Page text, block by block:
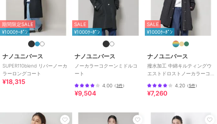
ブランド ナノユニバース
ショップ ナノ・ユニバース
商品カテゴリ
アウター・ジャケット・コート
性別タイプ
レディース
アウター・ジャケット・コート
／ノーカラーコート
ブラック、アイボリー7、カーキ
サイズ
期間限定SALE
¥1000ｸｰﾎﾟﾝ
ナノユニバース
SUPER110blend リバーノーカ
ラーロングコート
¥18,315
SALE
¥1000ｸｰﾎﾟﾝ
ナノユニバース
ノーカラーコクーンミドルコ
ート
4.00 （3件）
¥9,504
SALE
¥1000ｸｰﾎﾟﾝ
ナノユニバース
撥水加工 中綿キルティングウ
エストドロストノーカラーコ
4.20（5件）
¥7,260